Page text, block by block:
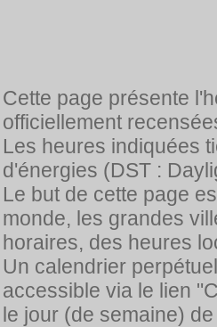
Cette page présente
officiellement
Les heures indiquées
d'énergies (DST :
Le but de cette page
monde, les grandes
horaires, des heures
Un calendrier
accessible via le lien
le jour (de semaine)